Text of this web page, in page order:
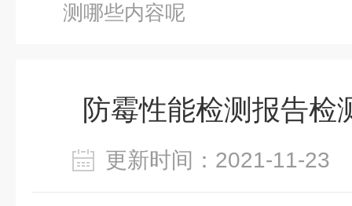
测哪些内容呢
防霉性能检测报告检
更新时间：2021-11-